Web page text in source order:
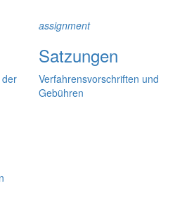
assignment
Satzungen
Verfahrensvorschriften und
Gebühren